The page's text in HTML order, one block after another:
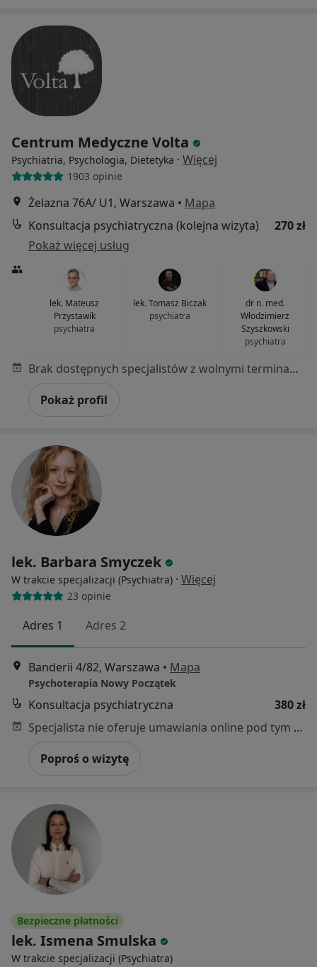
Centrum Medyczne Volta
Psychiatria, Psychologia, Dietetyka · Więcej
1903 opinie
Żelazna 76A/ U1, Warszawa • Mapa
Konsultacja psychiatryczna (kolejna wizyta)
270 zł
Pokaż więcej usług
lek. Mateusz
Przystawik
psychiatra
lek. Tomasz Biczak
psychiatra
dr n. med.
Włodzimierz
Szyszkowski
psychiatra
Brak dostępnych specjalistów z wolnymi terminami w tym centrum medycznym.
Pokaż profil
lek. Barbara Smyczek
W trakcie specjalizacji (Psychiatra) · Więcej
23 opinie
Adres 1 Adres 2
Banderii 4/82, Warszawa • Mapa
Psychoterapia Nowy Początek
Konsultacja psychiatryczna
380 zł
Specjalista nie oferuje umawiania online pod tym adresem.
Poproś o wizytę
Bezpieczne płatności
lek. Ismena Smulska
W trakcie specjalizacji (Psychiatra)